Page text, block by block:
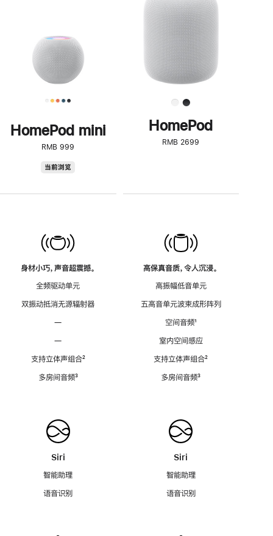
HomePod mini
RMB 999
当前浏览
身材小巧，声音超震撼。
全频驱动单元
双振动抵消无源辐射器
—
—
支持立体声组合脚
²
多房间音频脚
³
Siri
智能助理
语音识别
了
解
HomePod<
HomePod
RMB 2699
高保真音质，令人沉浸。
高振幅低音单元
五高音单元波束成形阵列
空间音频脚
¹
室内空间感应
支持立体声组合脚
²
多房间音频脚
³
Siri
智能助理
语音识别